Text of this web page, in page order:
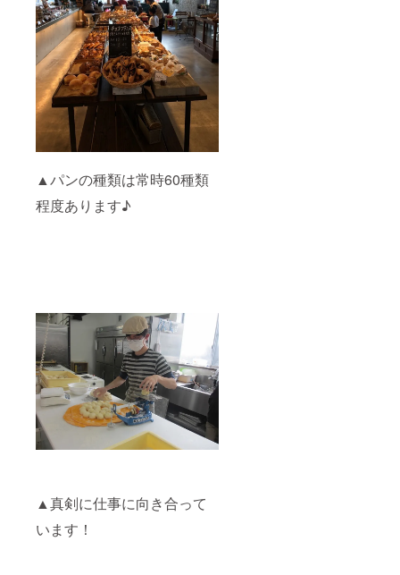
▲パンの種類は常時60種類
程度あります♪
▲真剣に仕事に向き合って
います！